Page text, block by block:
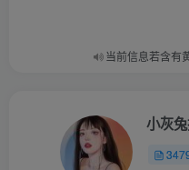
当前信息若含有
小灰